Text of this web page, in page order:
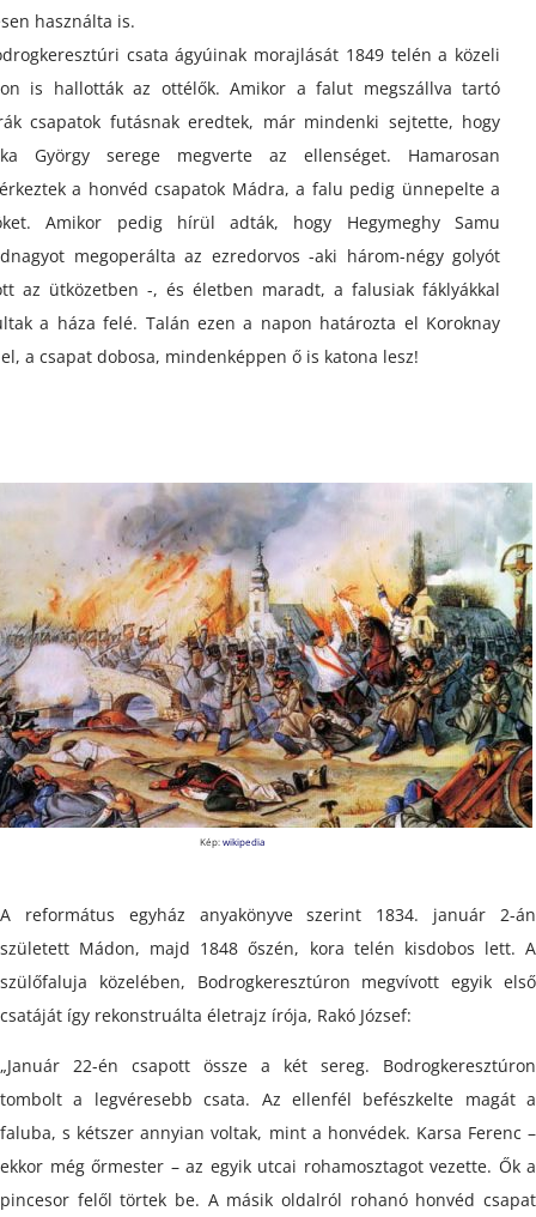
használta is.
csata ágyúinak morajlását 1849 telén a közeli
is hallották az ottélők. Amikor a falut megszállva tartó
csapatok futásnak eredtek, már mindenki sejtette, hogy
György serege megverte az ellenséget. Hamarosan
a honvéd csapatok Mádra, a falu pedig ünnepelte a
Amikor pedig hírül adták, hogy Hegymeghy Samu
megoperálta az ezredorvos -aki három-négy golyót
az ütközetben -, és életben maradt, a falusiak fáklyákkal
a háza felé. Talán ezen a napon határozta el Koroknay
a csapat dobosa, mindenképpen ő is katona lesz!
Kép:wikipedia
A református egyház anyakönyve szerint 1834. január 2-án
született Mádon, majd 1848 őszén, kora telén kisdobos lett. A
szülőfaluja közelében, Bodrogkeresztúron megvívott egyik első
csatáját így rekonstruálta életrajz írója, Rakó József:
„Január 22-én csapott össze a két sereg. Bodrogkeresztúron
tombolt a legvéresebb csata. Az ellenfél befészkelte magát a
faluba, s kétszer annyian voltak, mint a honvédek. Karsa Ferenc –
ekkor még őrmester – az egyik utcai rohamosztagot vezette. Ők a
pincesor felől törtek be. A másik oldalról rohanó honvéd csapat